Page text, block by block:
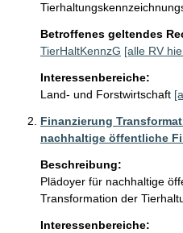
Betroffenes geltendes
TierHaltKennzG [alle RV
Interessenbereiche:
Land- und Forstwirtschaft
Finanzierung
nachhaltige öffentliche
Beschreibung:
Plädoyer für nachhaltige
Transformation der
Interessenbereiche: